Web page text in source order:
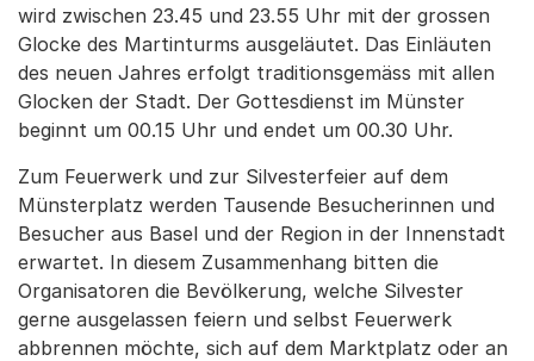
wird zwischen 23.45 und 23.55 Uhr mit der grossen
Glocke des Martinturms ausgeläutet. Das Einläuten
des neuen Jahres erfolgt traditionsgemäss mit allen
Glocken der Stadt. Der Gottesdienst im Münster
beginnt um 00.15 Uhr und endet um 00.30 Uhr.
Zum Feuerwerk und zur Silvesterfeier auf dem
Münsterplatz werden Tausende Besucherinnen und
Besucher aus Basel und der Region in der Innenstadt
erwartet. In diesem Zusammenhang bitten die
Organisatoren die Bevölkerung, welche Silvester
gerne ausgelassen feiern und selbst Feuerwerk
abbrennen möchte, sich auf dem Marktplatz oder an